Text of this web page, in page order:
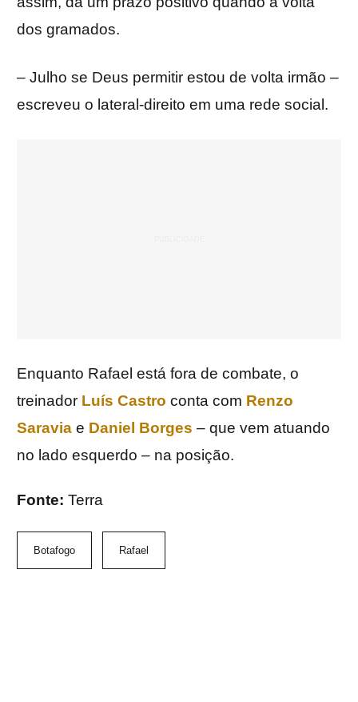
dos gramados.
– Julho se Deus permitir estou de volta irmão –
escreveu o lateral-direito em uma rede social.
Enquanto Rafael está fora de combate, o
treinador Luís Castro conta com Renzo
Saravia e Daniel Borges – que vem atuando
no lado esquerdo – na posição.
Fonte: Terra
Botafogo Rafael